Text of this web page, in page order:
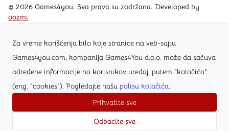
Za vreme korišćenja bilo koje stranice na veb-sajtu
Games4you.com, kompanija Games4You d.o.o. može da sačuva
određene informacije na korisnikov uređaj, putem "kolačića"
(eng. "cookies"). Pogledajte našu polisu kolačića.
Prihvatite sve
Odbacite sve
© 2026 Games4you. Sva prava su zadržana. Developed by
oozmi.
Posetite Facebook stranicu /Games4you.rs
Zapratite Instagram profil @games4yours